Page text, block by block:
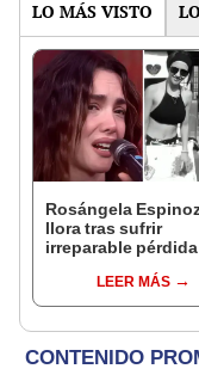
LO MÁS VISTO
Rosángela
llora tras sufrir
irreparable
mensaje:
paz, mi bebé"
LEER MÁS